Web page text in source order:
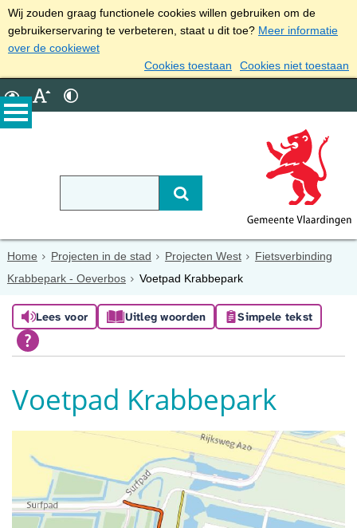
Wij zouden graag functionele cookies willen gebruiken om de
gebruikerservaring te verbeteren, staat u dit toe? Meer informatie
over de cookiewet
Cookies toestaan
Cookies niet toestaan
Home Projecten in de stad Projecten West
Fietsverbinding
Krabbepark - Oeverbos
Voetpad Krabbepark
Lees voor Uitleg woorden Simpele tekst
Voetpad Krabbepark